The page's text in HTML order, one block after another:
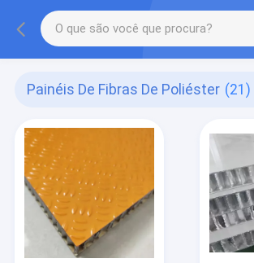
Painéis De Fibras De Poliéster (21)